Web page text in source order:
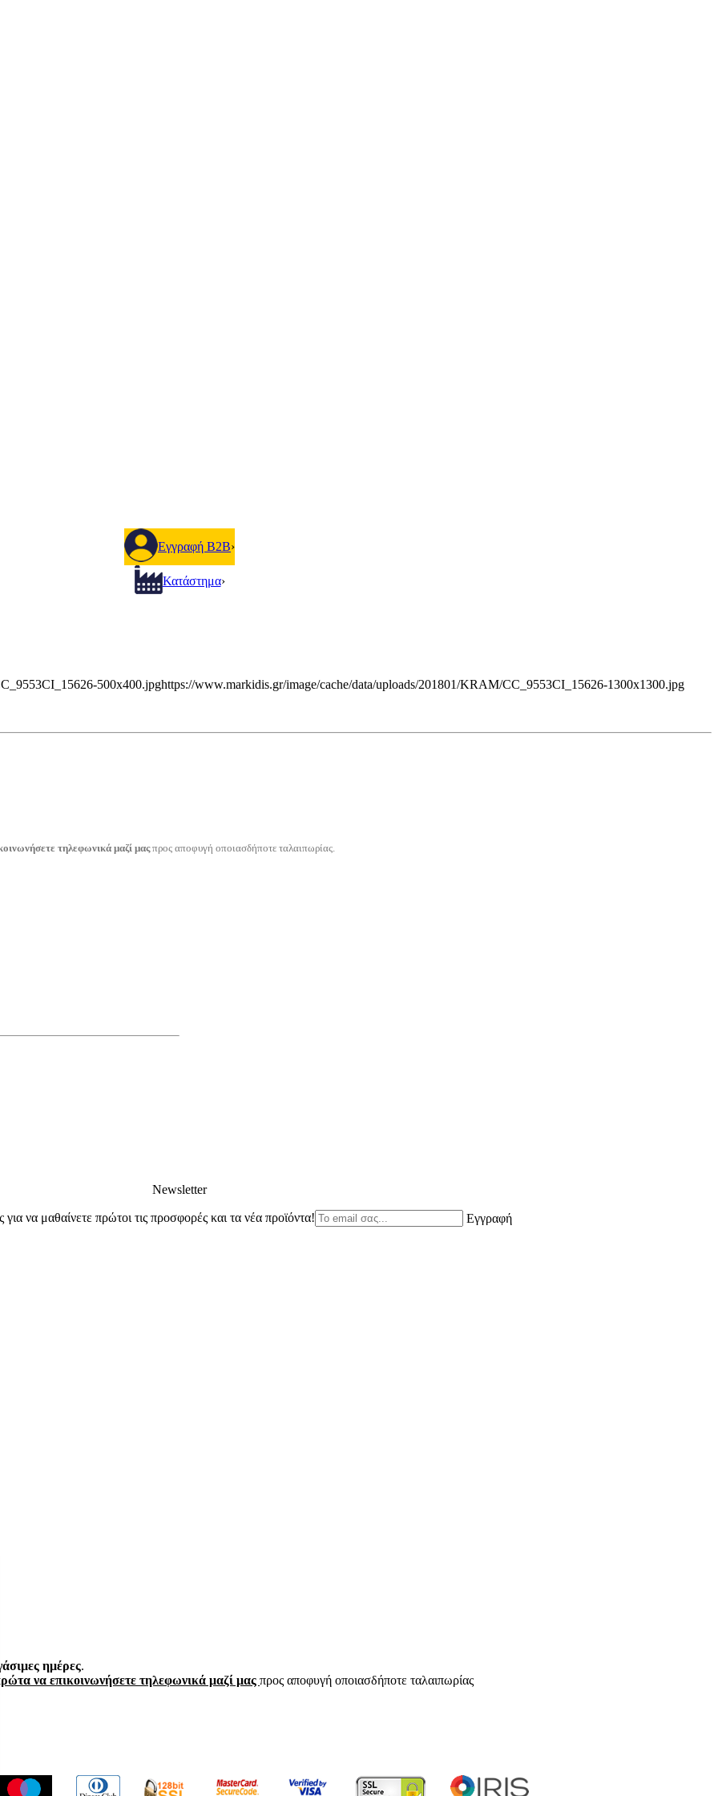
Εγγραφή B2B›
Κατάστημα›
500x400.jpghttps://www.markidis.gr/image/cache/data/uploads/201801/KRAM/CC_9553CI_15626-1300x1300.jpg
τηλεφωνικά μαζί μαςπρος αποφυγή οποιασδήποτε ταλαιπωρίας.
Newsletter
να μαθαίνετε πρώτοι τις προσφορές και τα νέα προϊόντα! Εγγραφή
ημέρες.
να επικοινωνήσετε τηλεφωνικά μαζί μας προς αποφυγή οποιασδήποτε ταλαιπωρίας